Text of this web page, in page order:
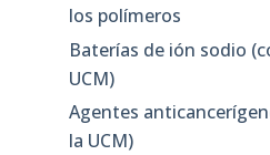
los polímeros
Baterías de ión sodio
UCM)
Agentes
la UCM)